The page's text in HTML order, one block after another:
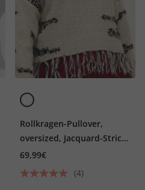
Rollkragen-Pullover,
oversized, Jacquard-Strick,
Fransensaum
69,99€
(4)